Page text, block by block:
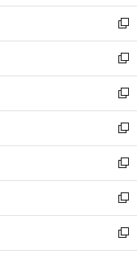
開
く
ウ
で
開
く
ン
ド
ウ
で
開
く
ウ
ィ
ン
ド
ウ
で
開
く
し
い
ウ
ィ
ン
ド
ウ
で
開
く
新
し
い
ウ
ィ
ン
ド
ウ
で
開
く
新
し
い
ウ
ィ
ン
ド
ウ
で
開
く
新
し
い
ウ
ィ
ン
ド
ウ
で
開
新
し
い
ウ
ィ
ン
ド
ウ
新
し
い
ウ
ィ
ン
新
し
い
ウ
新
し